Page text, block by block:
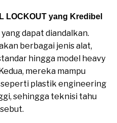
LOCKOUT yang Kredibel
dapat diandalkan.
berbagai jenis alat,
hingga model heavy
mereka mampu
plastik engineering
sehingga teknisi tahu